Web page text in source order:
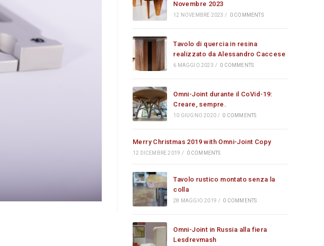
Novembre 2023
12 NOVEMBRE 2023 / 0 COMMENTS
Tavolo di quercia in resina
realizzato da Alessandro Caccese
6 MAGGIO 2023 / 0 COMMENTS
Omni-Joint durante il CoVid-19:
Creare, sempre.
10 GIUGNO 2020 / 0 COMMENTS
Merry Christmas 2019 with Omni-Joint Copy
12 DICEMBRE 2019 / 0 COMMENTS
Tavolo rustico montato senza la
colla
28 MAGGIO 2019 / 0 COMMENTS
Omni-Joint in Russia alla fiera
Lesdrevmash